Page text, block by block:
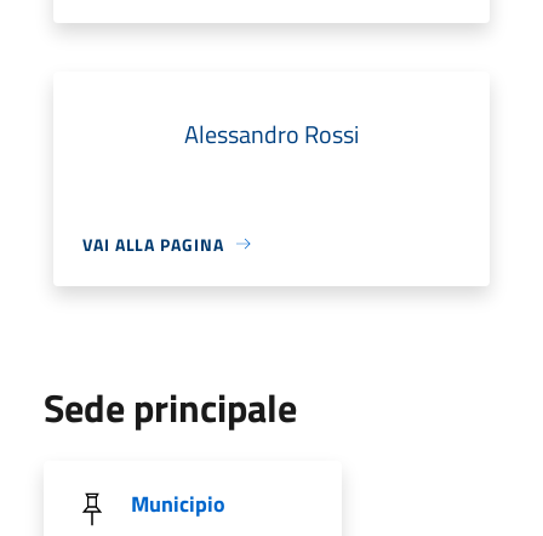
Alessandro Rossi
VAI ALLA PAGINA
Sede principale
Municipio